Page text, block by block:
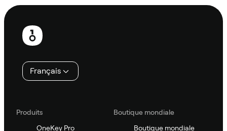
Pied
page
Français
Produits
OneKey Pro
Boutique mondiale
Boutique mondiale